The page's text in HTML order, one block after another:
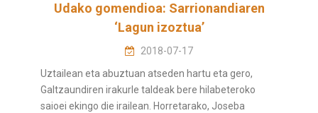
Udako gomendioa: Sarrionandiaren
‘Lagun izoztua’
2018-07-17
Uztailean eta abuztuan atseden hartu eta gero,
Galtzaundiren irakurle taldeak bere hilabeteroko
saioei ekingo die irailean. Horretarako, Joseba